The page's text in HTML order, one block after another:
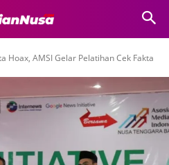
Hoax, AMSI Gelar Pelatihan Cek Fakta